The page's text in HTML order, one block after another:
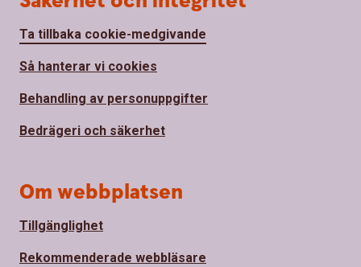
Ta tillbaka cookie-medgivande
Så hanterar vi cookies
Behandling av personuppgifter
Bedrägeri och säkerhet
Om webbplatsen
Tillgänglighet
Rekommenderade webbläsare